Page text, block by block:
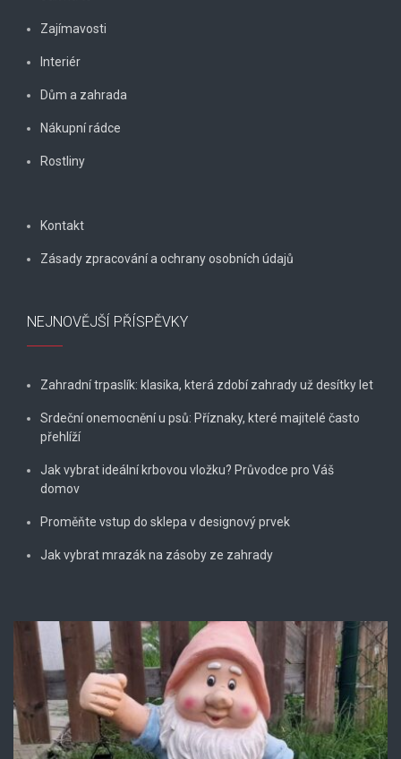
Zajímavosti
Interiér
Dům a zahrada
Nákupní rádce
Rostliny
Kontakt
Zásady zpracování a ochrany osobních údajů
NEJNOVĚJŠÍ PŘÍSPĚVKY
Zahradní trpaslík: klasika, která zdobí zahrady už desítky let
Srdeční onemocnění u psů: Příznaky, které majitelé často
přehlíží
Jak vybrat ideální krbovou vložku? Průvodce pro Váš
domov
Proměňte vstup do sklepa v designový prvek
Jak vybrat mrazák na zásoby ze zahrady